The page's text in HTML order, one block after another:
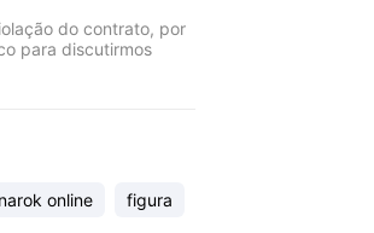
do contrato, por
para discutirmos
online figura